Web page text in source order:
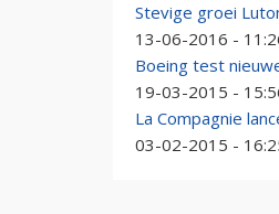
Stevige groei
13-06-2016 -
Boeing test
19-03-2015 -
La Compagnie
03-02-2015 -